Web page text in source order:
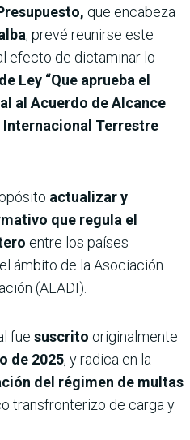
que encabeza
, prevé reunirse este
efecto de dictaminar lo
Ley “Que aprueba el
al Acuerdo de Alcance
Terrestre
actualizar y
que regula el
entre los países
ámbito de la Asociación
(ALADI).
fue suscrito originalmente
de 2025, y radica en la
del régimen de multas
transfronterizo de carga y